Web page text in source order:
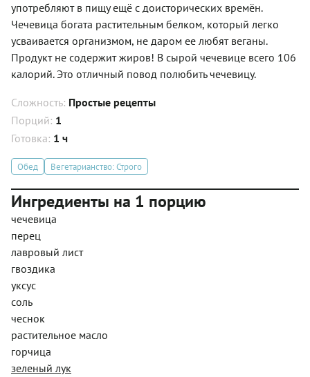
употребляют в пищу ещё с доисторических времён.
Чечевица богата растительным белком, который легко
усваивается организмом, не даром ее любят веганы.
Продукт не содержит жиров! В сырой чечевице всего 106
калорий. Это отличный повод полюбить чечевицу.
Сложность: Простые рецепты
Порций: 1
Готовка: 1 ч
Обед Вегетарианство: Строго
Ингредиенты на 1 порцию
чечевица
перец
лавровый лист
гвоздика
уксус
соль
чеснок
растительное масло
горчица
зеленый лук